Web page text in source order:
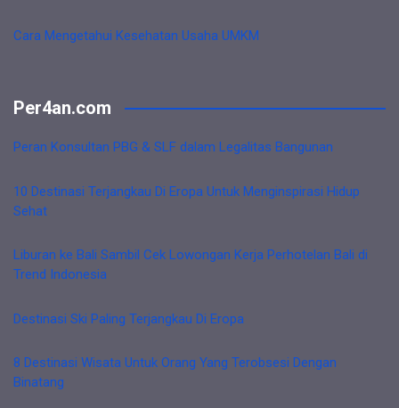
Cara Mengetahui Kesehatan Usaha UMKM
Per4an.com
Peran Konsultan PBG & SLF dalam Legalitas Bangunan
10 Destinasi Terjangkau Di Eropa Untuk Menginspirasi Hidup
Sehat
Liburan ke Bali Sambil Cek Lowongan Kerja Perhotelan Bali di
Trend Indonesia
Destinasi Ski Paling Terjangkau Di Eropa
8 Destinasi Wisata Untuk Orang Yang Terobsesi Dengan
Binatang